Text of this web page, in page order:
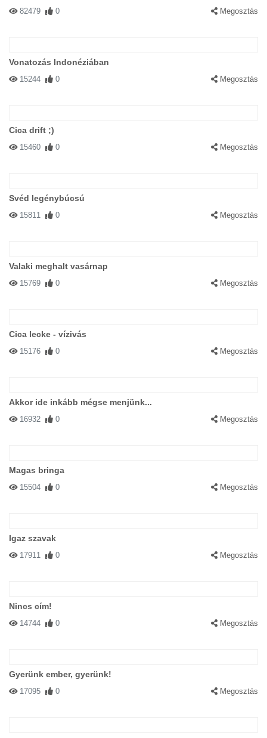
82479 0 Megosztás
Vonatozás Indonéziában
15244 0 Megosztás
Cica drift ;)
15460 0 Megosztás
Svéd legénybúcsú
15811 0 Megosztás
Valaki meghalt vasárnap
15769 0 Megosztás
Cica lecke - vízivás
15176 0 Megosztás
Akkor ide inkább mégse menjünk...
16932 0 Megosztás
Magas bringa
15504 0 Megosztás
Igaz szavak
17911 0 Megosztás
Nincs cím!
14744 0 Megosztás
Gyerünk ember, gyerünk!
17095 0 Megosztás